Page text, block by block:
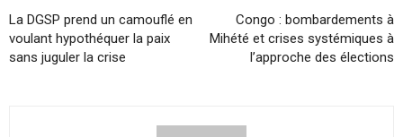
La DGSP prend un camouflé en
voulant hypothéquer la paix
sans juguler la crise
Congo : bombardements à
Mihété et crises systémiques à
l’approche des élections